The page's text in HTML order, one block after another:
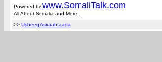
Powered by www.SomaliTalk.com
All About Somalia and More...
>> Usheeg Asxaabtaada